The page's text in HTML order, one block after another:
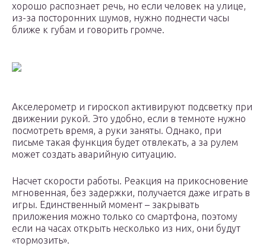
хорошо распознает речь, но если человек на улице,
из-за посторонних шумов, нужно поднести часы
ближе к губам и говорить громче.
Акселерометр и гироскоп активируют подсветку при
движении рукой. Это удобно, если в темноте нужно
посмотреть время, а руки заняты. Однако, при
письме такая функция будет отвлекать, а за рулем
может создать аварийную ситуацию.
Насчет скорости работы. Реакция на прикосновение
мгновенная, без задержки, получается даже играть в
игры. Единственный момент – закрывать
приложения можно только со смартфона, поэтому
если на часах открыть несколько из них, они будут
«тормозить».